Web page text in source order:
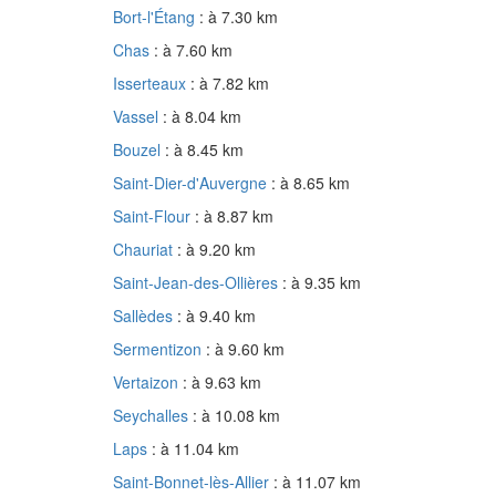
Bort-l'Étang : à 7.30 km
Chas : à 7.60 km
Isserteaux : à 7.82 km
Vassel : à 8.04 km
Bouzel : à 8.45 km
Saint-Dier-d'Auvergne : à 8.65 km
Saint-Flour : à 8.87 km
Chauriat : à 9.20 km
Saint-Jean-des-Ollières : à 9.35 km
Sallèdes : à 9.40 km
Sermentizon : à 9.60 km
Vertaizon : à 9.63 km
Seychalles : à 10.08 km
Laps : à 11.04 km
Saint-Bonnet-lès-Allier : à 11.07 km